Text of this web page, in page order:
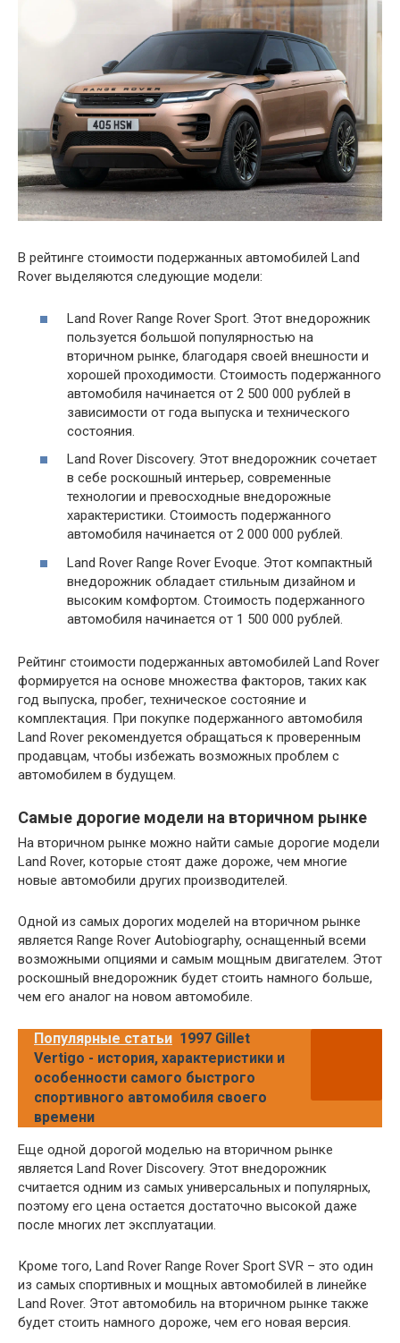
В рейтинге стоимости подержанных автомобилей Land
Rover выделяются следующие модели:
Land Rover Range Rover Sport. Этот внедорожник
пользуется большой популярностью на
вторичном рынке, благодаря своей внешности и
хорошей проходимости. Стоимость подержанного
автомобиля начинается от 2 500 000 рублей в
зависимости от года выпуска и технического
состояния.
Land Rover Discovery. Этот внедорожник сочетает
в себе роскошный интерьер, современные
технологии и превосходные внедорожные
характеристики. Стоимость подержанного
автомобиля начинается от 2 000 000 рублей.
Land Rover Range Rover Evoque. Этот компактный
внедорожник обладает стильным дизайном и
высоким комфортом. Стоимость подержанного
автомобиля начинается от 1 500 000 рублей.
Рейтинг стоимости подержанных автомобилей Land Rover
формируется на основе множества факторов, таких как
год выпуска, пробег, техническое состояние и
комплектация. При покупке подержанного автомобиля
Land Rover рекомендуется обращаться к проверенным
продавцам, чтобы избежать возможных проблем с
автомобилем в будущем.
Самые дорогие модели на вторичном рынке
На вторичном рынке можно найти самые дорогие модели
Land Rover, которые стоят даже дороже, чем многие
новые автомобили других производителей.
Одной из самых дорогих моделей на вторичном рынке
является Range Rover Autobiography, оснащенный всеми
возможными опциями и самым мощным двигателем. Этот
роскошный внедорожник будет стоить намного больше,
чем его аналог на новом автомобиле.
Популярные статьи 1997 Gillet
Vertigo - история, характеристики и
особенности самого быстрого
спортивного автомобиля своего
времени
Еще одной дорогой моделью на вторичном рынке
является Land Rover Discovery. Этот внедорожник
считается одним из самых универсальных и популярных,
поэтому его цена остается достаточно высокой даже
после многих лет эксплуатации.
Кроме того, Land Rover Range Rover Sport SVR – это один
из самых спортивных и мощных автомобилей в линейке
Land Rover. Этот автомобиль на вторичном рынке также
будет стоить намного дороже, чем его новая версия.